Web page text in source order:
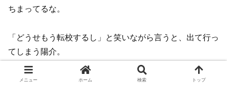
ちまってるな。
「どうせもう転校するし」と笑いながら言うと、出て行っ
てしまう陽介。
メニュー ホーム 検索 トップ